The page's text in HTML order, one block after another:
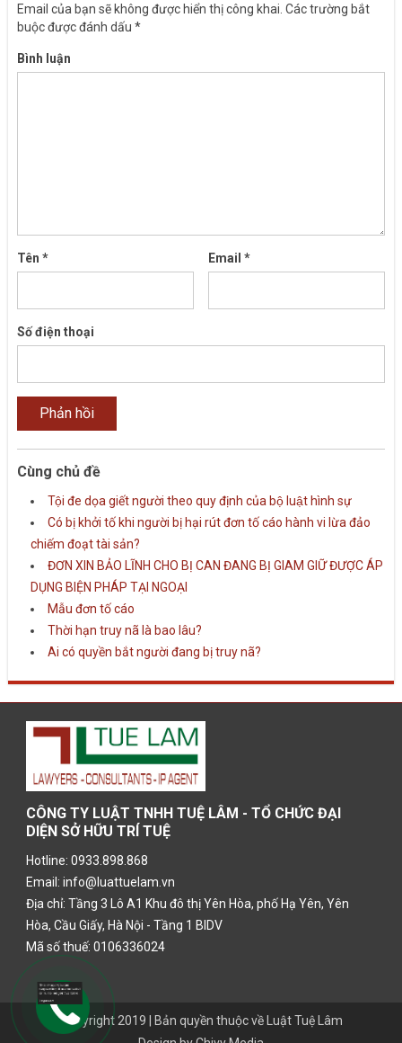
Email của bạn sẽ không được hiển thị công khai. Các trường bắt
buộc được đánh dấu*
Bình luận
Tên* Email*
Số điện thoại
Cùng chủ đề
Tội đe dọa giết người theo quy định của bộ luật hình sự
Có bị khởi tố khi người bị hại rút đơn tố cáo hành vi lừa đảo
chiếm đoạt tài sản?
ĐƠN XIN BẢO LĨNH CHO BỊ CAN ĐANG BỊ GIAM GIỮ ĐƯỢC ÁP
DỤNG BIỆN PHÁP TẠI NGOẠI
Mẫu đơn tố cáo
Thời hạn truy nã là bao lâu?
Ai có quyền bắt người đang bị truy nã?
CÔNG TY LUẬT TNHH TUỆ LÂM - TỔ CHỨC ĐẠI
DIỆN SỞ HỮU TRÍ TUỆ
Hotline: 0933.898.868
Email: info@luattuelam.vn
Địa chỉ: Tầng 3 Lô A1 Khu đô thị Yên Hòa, phố Hạ Yên, Yên
Hòa, Cầu Giấy, Hà Nội - Tầng 1 BIDV
Mã số thuế: 0106336024
Copyright 2019 | Bản quyền thuộc vềLuật Tuệ Lâm